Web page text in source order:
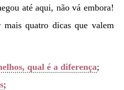
até aqui, não vá embora!
mais quatro dicas que valem
qual é a diferença;
;